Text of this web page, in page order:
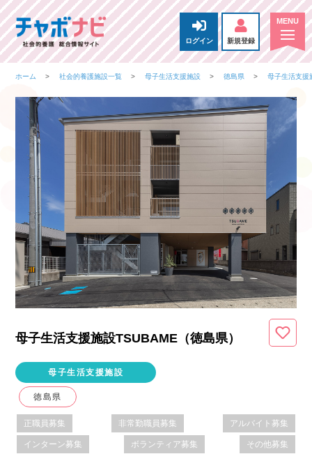
ログイン 新規登録
ホーム 社会的養護施設一覧 母子生活支援施設 徳島県 母子生活支援
母子生活支援施設TSUBAME（徳島県）
母子生活支援施設
徳島県
正職員募集 非常勤職員募集 アルバイト募集
インターン募集 ボランティア募集 その他募集